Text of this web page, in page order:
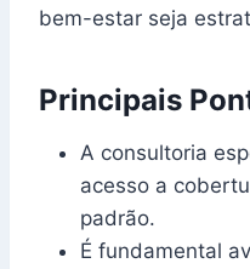
bem-estar seja
Principais
A consultoria
acesso a
padrão.
É fundamental